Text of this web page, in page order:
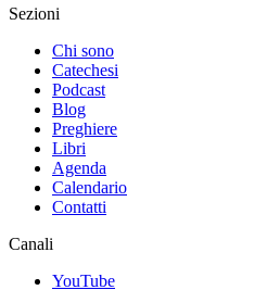
Sezioni
Chi sono
Catechesi
Podcast
Blog
Preghiere
Libri
Agenda
Calendario
Contatti
Canali
YouTube